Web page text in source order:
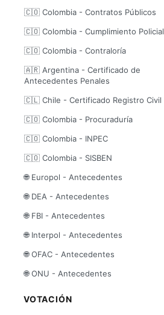
🇨🇴 Colombia - Contratos Públicos
🇨🇴 Colombia - Cumplimiento Policial
🇨🇴 Colombia - Contraloría
🇦🇷 Argentina - Certificado de
Antecedentes Penales
🇨🇱 Chile - Certificado Registro Civil
🇨🇴 Colombia - Procuraduría
🇨🇴 Colombia - INPEC
🇨🇴 Colombia - SISBEN
🌐 Europol - Antecedentes
🌐 DEA - Antecedentes
🌐 FBI - Antecedentes
🌐 Interpol - Antecedentes
🌐 OFAC - Antecedentes
🌐 ONU - Antecedentes
VOTACIÓN